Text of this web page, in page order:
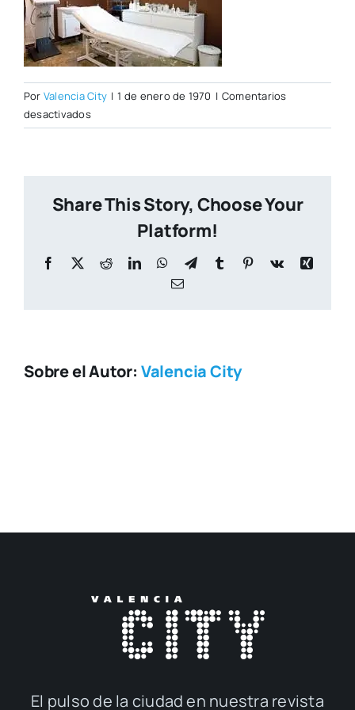
Por Valencia City | 1 de enero de 1970 | Comentarios
desactivadosen
ridaura2.jpg
Share This Story, Choose Your
Platform!
Facebook
X RedditLinkedInWhatsApp
TelegramTumblr Pinterest
Vk
Xing
Correo
Sobre el Autor: Valencia City
El pul­so de la ciu­dad en nues­tra revis­ta